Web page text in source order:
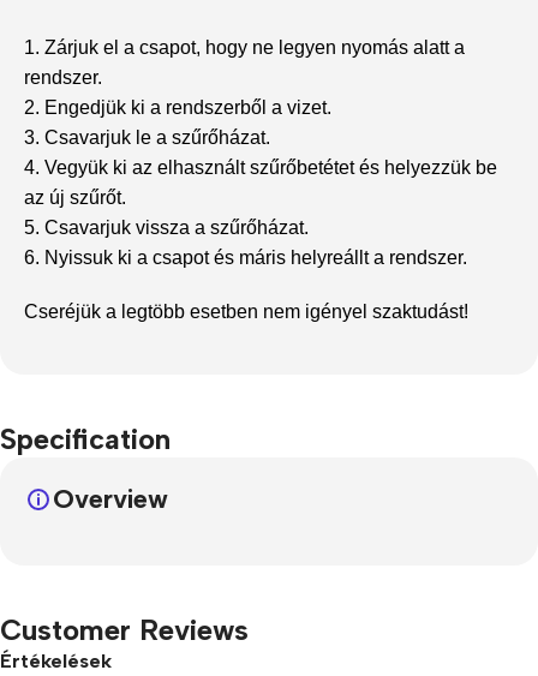
1. Zárjuk el a csapot, hogy ne legyen nyomás alatt a
rendszer.
2. Engedjük ki a rendszerből a vizet.
3. Csavarjuk le a szűrőházat.
4. Vegyük ki az elhasznált szűrőbetétet és helyezzük be
az új szűrőt.
5. Csavarjuk vissza a szűrőházat.
6. Nyissuk ki a csapot és máris helyreállt a rendszer.
Cseréjük a legtöbb esetben nem igényel szaktudást!
Specification
Overview
Customer Reviews
Értékelések